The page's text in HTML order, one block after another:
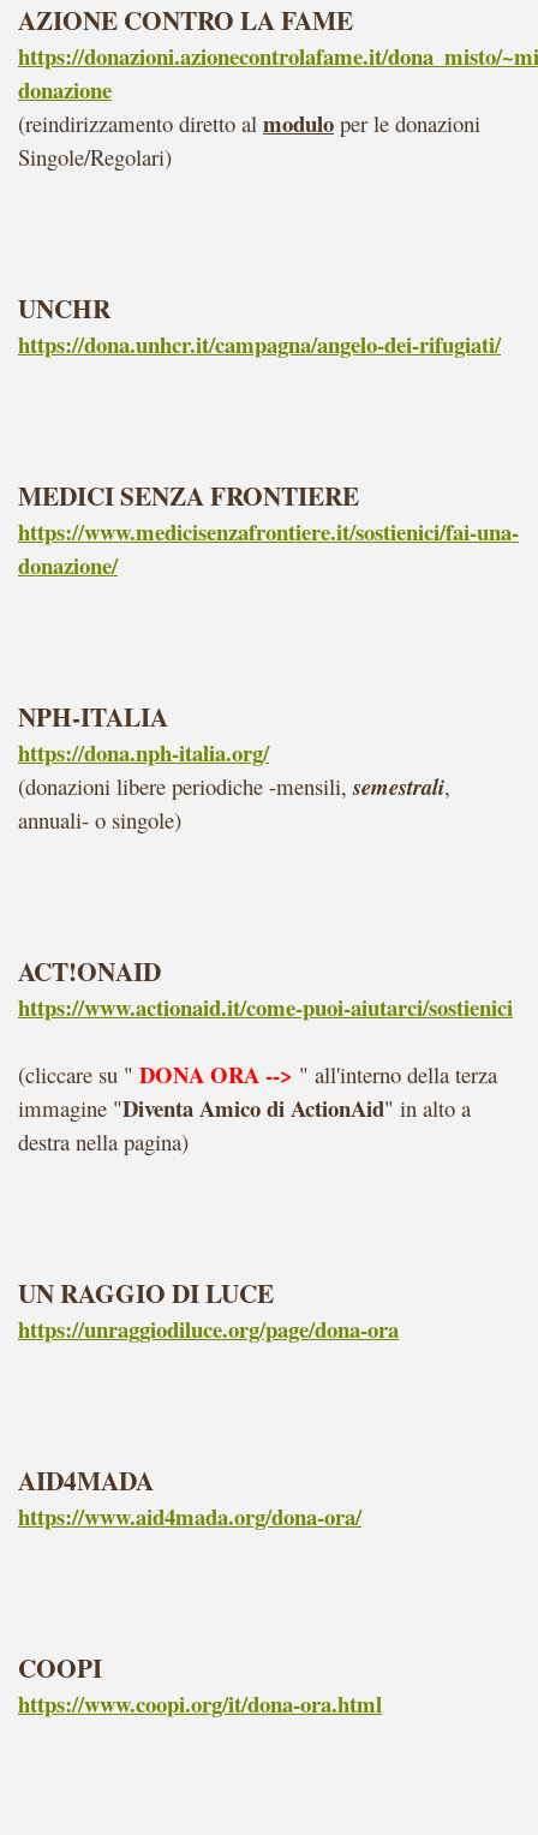
AZIONE CONTRO LA FAME
https://donazioni.azionecontrolafame.it/dona_misto/
donazione
(reindirizzamento diretto al modulo per le donazioni
Singole/Regolari)
UNCHR
https://dona.unhcr.it/campagna/angelo-dei-rifugiati/
MEDICI SENZA FRONTIERE
https://www.medicisenzafrontiere.it/sostienici/fai-una-
donazione/
NPH-ITALIA
https://dona.nph-italia.org/
(donazioni libere periodiche -mensili, semestrali,
annuali- o singole)
ACT!ONAID
https://www.actionaid.it/come-puoi-aiutarci/sostienici
(cliccare su " DONA ORA --> " all'interno della terza
immagine "Diventa Amico di ActionAid" in alto a
destra nella pagina)
UN RAGGIO DI LUCE
https://unraggiodiluce.org/page/dona-ora
AID4MADA
https://www.aid4mada.org/dona-ora/
COOPI
https://www.coopi.org/it/dona-ora.html